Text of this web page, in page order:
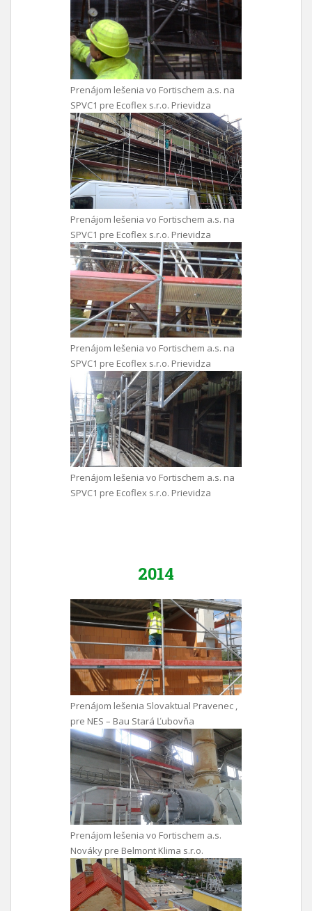
Prenájom lešenia vo Fortischem a.s. na
SPVC1 pre Ecoflex s.r.o. Prievidza
Prenájom lešenia vo Fortischem a.s. na
SPVC1 pre Ecoflex s.r.o. Prievidza
Prenájom lešenia vo Fortischem a.s. na
SPVC1 pre Ecoflex s.r.o. Prievidza
Prenájom lešenia vo Fortischem a.s. na
SPVC1 pre Ecoflex s.r.o. Prievidza
2014
Prenájom lešenia Slovaktual Pravenec ,
pre NES – Bau Stará Ľubovňa
Prenájom lešenia vo Fortischem a.s.
Nováky pre Belmont Klima s.r.o.